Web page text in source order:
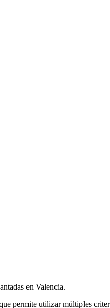
en Valencia.
permite utilizar múltiples